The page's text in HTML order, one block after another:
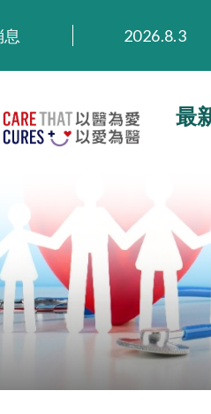
2026.3.20
2025.8.4
2025.7.21
最